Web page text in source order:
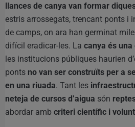
llances de canya van formar
estris arrossegats, trencant ponts i
de camps, on ara han germinat
difícil eradicar-les. La canya és
les institucions públiques haurien
ponts no van ser construïts per a
en una riuada. Tant les
neteja de cursos d’aigua són
abordar amb criteri científic i